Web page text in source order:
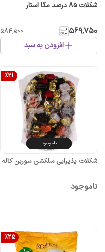
شکلات 85 درصد مگا استار
۵۶۹٬۷۵۰ ۵۸۴٬۵۰۰
افزودن به سبد
%21
ناموجود
شکلات پذیرایی سلکشن سوربن کاله
ناموجود
%25